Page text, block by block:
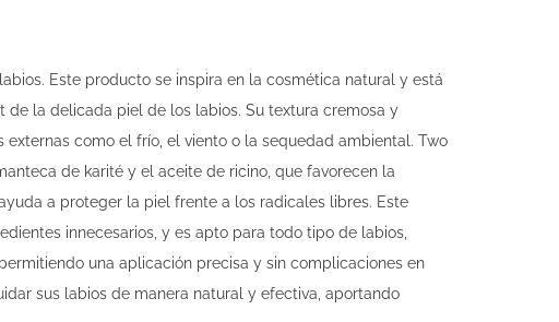
Este producto se inspira en la cosmética natural y está
la delicada piel de los labios. Su textura cremosa y
como el frío, el viento o la sequedad ambiental. Two
de karité y el aceite de ricino, que favorecen la
a proteger la piel frente a los radicales libres. Este
innecesarios, y es apto para todo tipo de labios,
una aplicación precisa y sin complicaciones en
sus labios de manera natural y efectiva, aportando